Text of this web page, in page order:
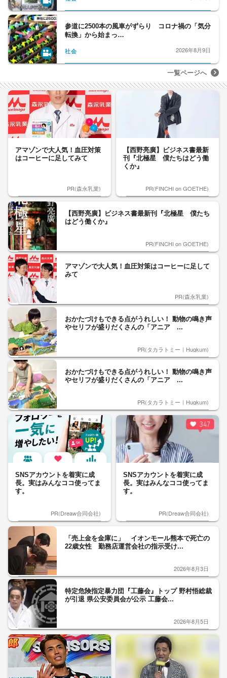
参道に2500本の風車がずらり コロナ禍の「気分
転換」から始まっ…
社会 2026年8月9日
一覧ページへ
アマゾンで大人気！血圧対策
はコーヒーに足してみて
PR(森永乳業)
【西野亮廣】ビジネス書最新
刊『北極星 僕たちはどう働
くか』
PR(FINCHI on GOETHE)
【西野亮廣】ビジネス書最新刊『北極星 僕たち
はどう働くか』
PR(FINCHI on GOETHE)
アマゾンで大人気！血圧対策はコーヒーに足して
みて
PR(森永乳業)
おかたづけもできる点がうれしい！ 動物の鳴き声
やセリフが盛りだくさんの「アニア ...
PR(タカラトミー｜Hugkum)
おかたづけもできる点がうれしい！ 動物の鳴き声
やセリフが盛りだくさんの「アニア ...
PR(タカラトミー｜Hugkum)
SNSアカウントを着実に成
長。実はみんなココ使ってま
す。
PR(Dreaw合同会社)
SNSアカウントを着実に成
長。実はみんなココ使ってま
す。
PR(Dreaw合同会社)
「売上金を金庫に」 イオンモール熊本で死亡の
22歳女性 勤務店運営会社の指示受け...
2026年8月3日
特定危険指定暴力団『工藤会』トップ 野村悟総裁
が引退 県公安委員会が公示 工藤会...
2026年8月5日